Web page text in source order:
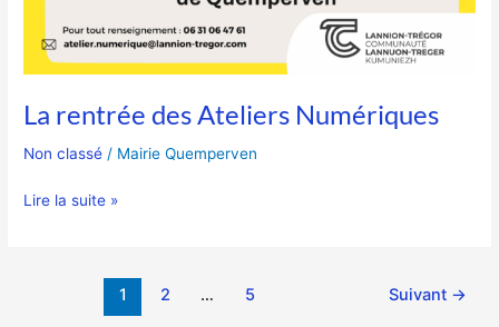
La rentrée des Ateliers Numériques
Non classé / Mairie Quemperven
Lire la suite »
1 2 … 5 Suivant →